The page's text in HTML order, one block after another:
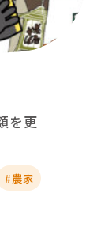
を更
#農家